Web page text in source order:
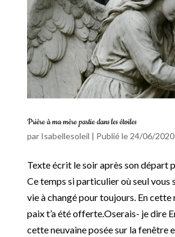
Prière à ma mère partie dans les étoiles
par Isabellesoleil | Publié le 24/06/2020
Texte écrit le soir après son départ
Ce temps si particulier où seul vous
vie à changé pour toujours. En cette
paix t’a été offerte.Oserais- je dire
cette neuvaine posée sur la fenêtre et